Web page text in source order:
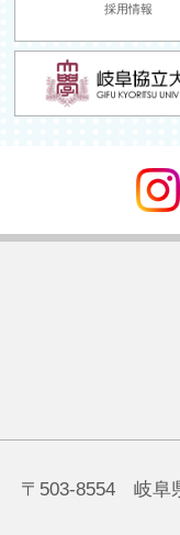
採用情報
〒503-8554 岐阜